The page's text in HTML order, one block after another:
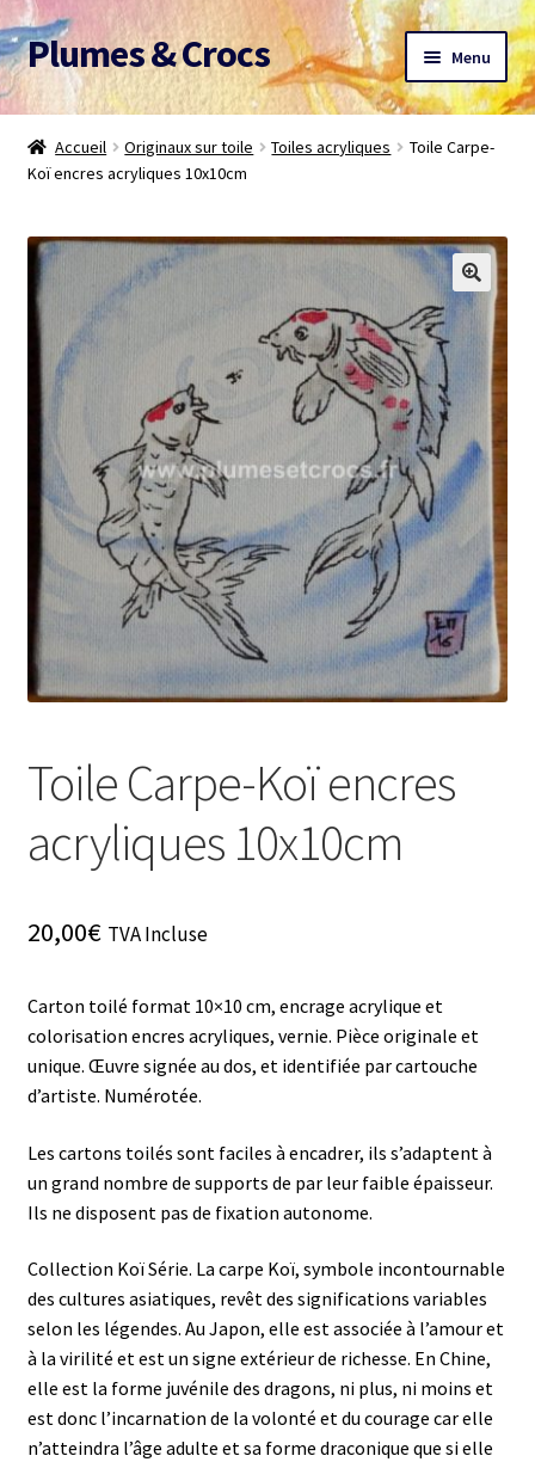
Aller
à
la
navigation
Aller
au
contenu
Plumes & Crocs Menu
Accueil
Devis gratuit
Panier
Mon compte
A propos
Me contacter
Accueil Originaux sur toile Toiles acryliques
Toile Carpe-
Koï encres acryliques 10x10cm
Toile Carpe-Koï encres
acryliques 10x10cm
20,00€ TVA Incluse
Carton toilé format 10×10 cm, encrage acrylique et
colorisation encres acryliques, vernie. Pièce originale et
unique. Œuvre signée au dos, et identifiée par cartouche
d’artiste. Numérotée.
Les cartons toilés sont faciles à encadrer, ils s’adaptent à
un grand nombre de supports de par leur faible épaisseur.
Ils ne disposent pas de fixation autonome.
Collection Koï Série. La carpe Koï, symbole incontournable
des cultures asiatiques, revêt des significations variables
selon les légendes. Au Japon, elle est associée à l’amour et
à la virilité et est un signe extérieur de richesse. En Chine,
elle est la forme juvénile des dragons, ni plus, ni moins et
est donc l’incarnation de la volonté et du courage car elle
n’atteindra l’âge adulte et sa forme draconique que si elle